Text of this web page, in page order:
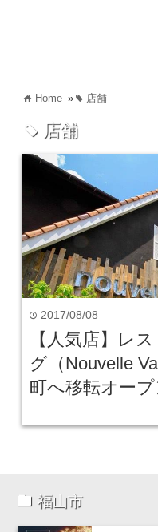
home Home » tag 店舗
tag 店舗
time 2017/08/08
【人気店】レ
グ（Nouvelle
町へ移転オー
福山市